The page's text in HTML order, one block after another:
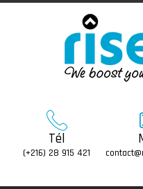
Tél
(+216) 28 915 421